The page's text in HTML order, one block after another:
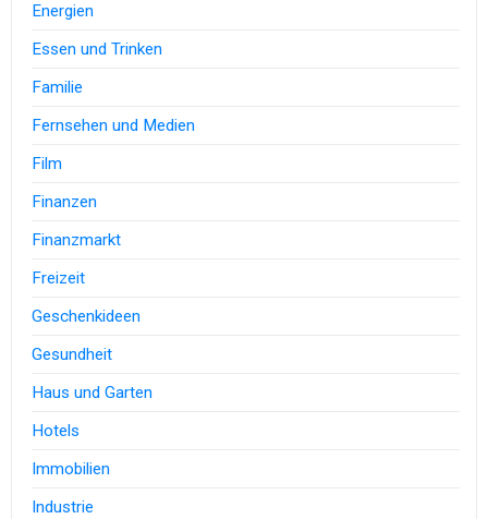
Energien
Essen und Trinken
Familie
Fernsehen und Medien
Film
Finanzen
Finanzmarkt
Freizeit
Geschenkideen
Gesundheit
Haus und Garten
Hotels
Immobilien
Industrie